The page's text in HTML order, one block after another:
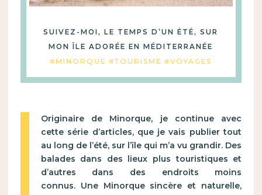
SUIVEZ-MOI, LE TEMPS D’UN ÉTÉ, SUR
MON ÎLE ADORÉE EN MÉDITERRANÉE
#MINORQUE #TOURISME #VOYAGES
Originaire de Minorque, je continue avec
cette série d’articles, que je vais publier tout
au long de l’été, sur l’île qui m’a vu grandir. Des
balades dans des lieux plus touristiques et
d’autres dans des endroits moins
connus. Une Minorque sincère et naturelle,